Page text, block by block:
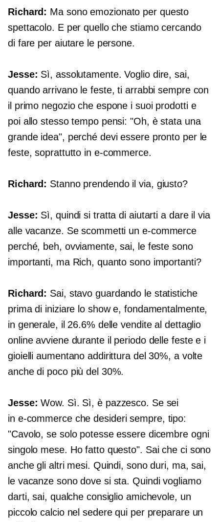
Richard: Ma sono emozionato per questo
spettacolo. E per quello che stiamo cercando
di fare per aiutare le persone.
Jesse: Sì, assolutamente. Voglio dire, sai,
quando arrivano le feste, ti arrabbi sempre con
il primo negozio che espone i suoi prodotti e
poi allo stesso tempo pensi: "Oh, è stata una
grande idea", perché devi essere pronto per le
feste, soprattutto in e-commerce.
Richard: Stanno prendendo il via, giusto?
Jesse: Sì, quindi si tratta di aiutarti a dare il via
alle vacanze. Se scommetti un e-commerce
perché, beh, ovviamente, sai, le feste sono
importanti, ma Rich, quanto sono importanti?
Richard: Sai, stavo guardando le statistiche
prima di iniziare lo show e, fondamentalmente,
in generale, il 26.6% delle vendite al dettaglio
online avviene durante il periodo delle feste e i
gioielli aumentano addirittura del 30%, a volte
anche di poco più del 30%.
Jesse: Wow. Sì. Sì, è pazzesco. Se sei
in e-commerceche desideri sempre, tipo:
"Cavolo, se solo potesse essere dicembre ogni
singolo mese. Ho fatto questo". Sai che ci sono
anche gli altri mesi. Quindi, sono duri, ma, sai,
le vacanze sono dove si sta. Quindi vogliamo
darti, sai, qualche consiglio amichevole, un
piccolo calcio nel sedere qui per preparare un